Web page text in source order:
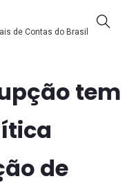
de Contas do Brasil
tem
de